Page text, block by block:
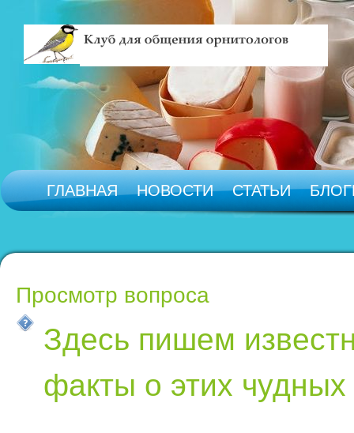
ГЛАВНАЯ НОВОСТИ СТАТЬИ
Просмотр вопроса
Здесь пишем
факты о этих